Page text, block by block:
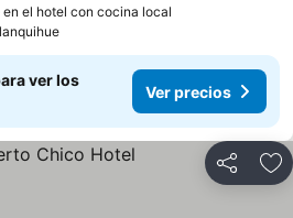
en el hotel con cocina local
ver los
Ver precios
Compartir